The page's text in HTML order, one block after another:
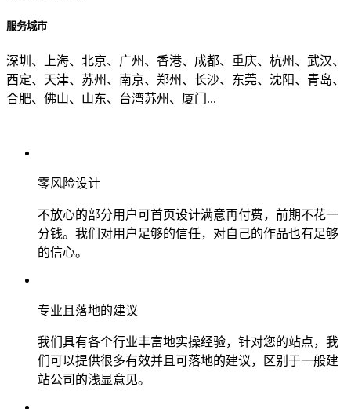
服务城市
深圳、上海、北京、广州、香港、成都、重庆、杭州、武汉、
西定、天津、苏州、南京、郑州、长沙、东莞、沈阳、青岛、
合肥、佛山、山东、台湾苏州、厦门...
零风险设计
不放心的部分用户可首页设计满意再付费，前期不花一
分钱。我们对用户足够的信任，对自己的作品也有足够
的信心。
专业且落地的建议
我们具有各个行业丰富地实操经验，针对您的站点，我
们可以提供很多有效并且可落地的建议，区别于一般建
站公司的浅显意见。